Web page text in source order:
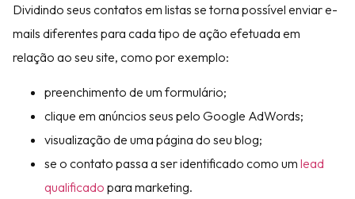
Dividindo seus contatos em listas se torna possível enviar e-
mails diferentes para cada tipo de ação efetuada em
relação ao seu site, como por exemplo:
preenchimento de um formulário;
clique em anúncios seus pelo Google AdWords;
visualização de uma página do seu blog;
se o contato passa a ser identificado como um lead
qualificado para marketing.